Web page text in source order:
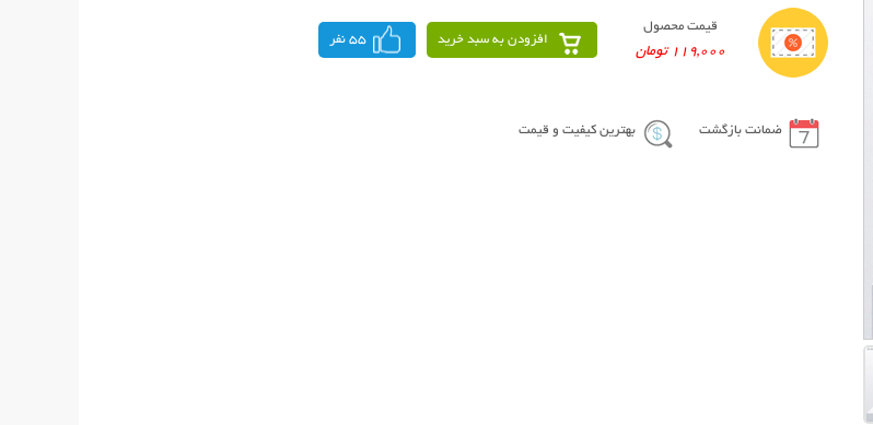
قیمت محصول
119,000 تومان
افزودن به سبد خرید 55 نفر
ضمانت بازگشت بهترین کیفیت و قیمت